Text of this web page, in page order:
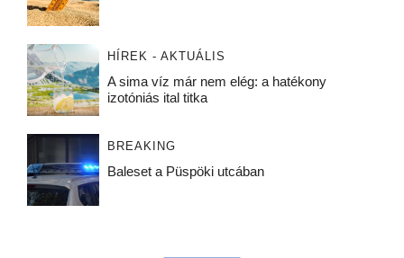
HÍREK - AKTUÁLIS
A sima víz már nem elég: a hatékony
izotóniás ital titka
BREAKING
Baleset a Püspöki utcában